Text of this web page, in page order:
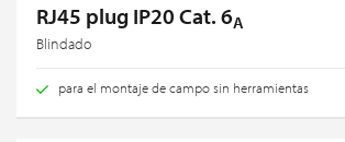
RJ45 plug IP20 Cat. 6A
Blindado
para el montaje de campo sin herramientas